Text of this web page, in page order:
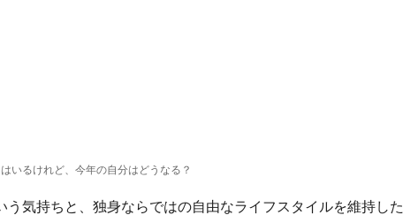
いるけれど、今年の自分はどうなる？
う気持ちと、独身ならではの自由なライフスタイルを維持した